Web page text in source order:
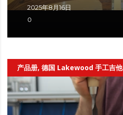
2025年8月16日
0
产品册, 德国 Lakewood 手工吉他